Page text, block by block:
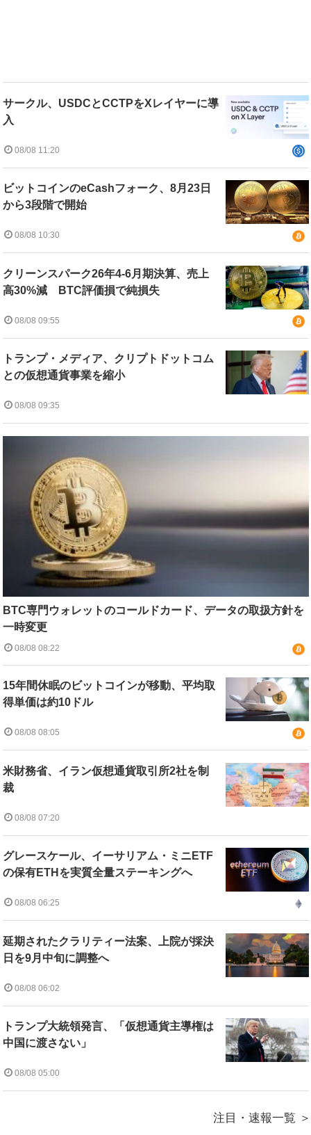
サークル、USDCとCCTPをXレイヤーに導
入
08/08 11:20
ビットコインのeCashフォーク、8月23日
から3段階で開始
08/08 10:30
クリーンスパーク26年4-6月期決算、売上
高30%減 BTC評価損で純損失
08/08 09:55
トランプ・メディア、クリプトドットコム
との仮想通貨事業を縮小
08/08 09:35
BTC専門ウォレットのコールドカード、データの取扱方針を
一時変更
08/08 08:22
15年間休眠のビットコインが移動、平均取
得単価は約10ドル
08/08 08:05
米財務省、イラン仮想通貨取引所2社を制
裁
08/08 07:20
グレースケール、イーサリアム・ミニETF
の保有ETHを実質全量ステーキングへ
08/08 06:25
延期されたクラリティー法案、上院が採決
日を9月中旬に調整へ
08/08 06:02
トランプ大統領発言、「仮想通貨主導権は
中国に渡さない」
08/08 05:00
注目・速報一覧